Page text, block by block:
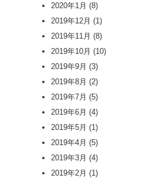
2020年1月 (8)
2019年12月 (1)
2019年11月 (8)
2019年10月 (10)
2019年9月 (3)
2019年8月 (2)
2019年7月 (5)
2019年6月 (4)
2019年5月 (1)
2019年4月 (5)
2019年3月 (4)
2019年2月 (1)